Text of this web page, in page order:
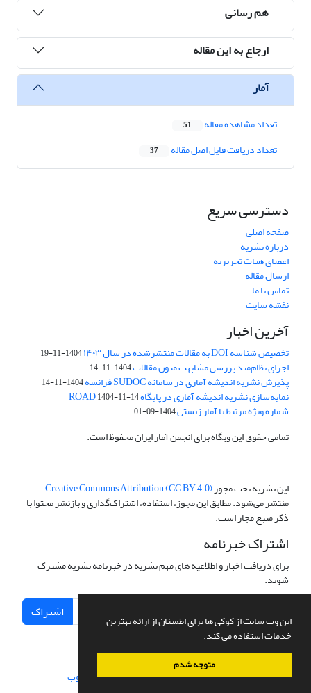
این وب سایت از کوکی ها برای اطمینان از ارائه بهترین
خدمات استفاده می کند.
متوجه شدم
هم رسانی
ارجاع به این مقاله
آمار
تعداد مشاهده مقاله 51
تعداد دریافت فایل اصل مقاله 37
دسترسی سریع
صفحه اصلی
درباره نشریه
اعضای هیات تحریریه
ارسال مقاله
تماس با ما
نقشه سایت
آخرین اخبار
تخصیص شناسه DOI به مقالات منتشرشده در سال ۱۴۰۳ 1404-11-19
اجرای نظام‌مند بررسی مشابهت متون مقالات1404-11-14
پذیرش نشریه اندیشه آماری در سامانه SUDOC فرانسه 1404-11-14
نمایه‌سازی نشریه اندیشه آماری در پایگاه ROAD1404-11-14
شماره ویژه مرتبط با آمار زیستی1404-09-01
تمامی حقوق این وبگاه برای انجمن آمار ایران محفوظ است.
این نشریه تحت مجوزCreative Commons Attribution (CC BY 4.0)
منتشر می‌شود. مطابق این مجوز، استفاده، اشتراک‌گذاری و بازنشر محتوا با
ذکر منبع مجاز است.
اشتراک خبرنامه
برای دریافت اخبار و اطلاعیه های مهم نشریه در خبرنامه نشریه مشترک
شوید.
اشتراک
سامانه مدیریت نشریات علمی.طراحی و پیاده سازی از سیناوب